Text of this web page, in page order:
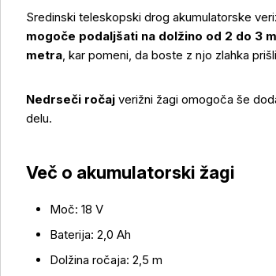
Sredinski teleskopski drog akumulatorske
mogoče podaljšati na dolžino od 2 do 3
metra, kar pomeni, da boste z njo zlahka
Nedrseči ročaj verižni žagi omogoča še
delu.
Več o akumulatorski žagi
Moč: 18 V
Baterija: 2,0 Ah
Dolžina ročaja: 2,5 m